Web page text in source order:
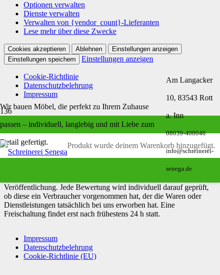
Optionen verwalten
Dienste verwalten
Verwalten von {vendor_count}-Lieferanten
Lese mehr über diese Zwecke
Cookies akzeptieren Ablehnen
Einstellungen anzeigen
Einstellungen speichern
Einstellungen anzeigen
Cookie-Richtlinie
Datenschutzbelehrung
Impressum
Wir bauen Möbel, die perfekt zu Ihrem Zuhause
passen – individuell, langlebig und mit Liebe zum
Detail gefertigt.
Am Langacker
10, 83543 Rott
a. Inn
08039-408046
info@schreinerei-
senega.de
Produkt wurde deinem Warenkorb hinzugefügt.
Echtheit von Bewertungen
Bei uns sind nur Bewertungen von unseren Kunden zugelassen die
dieses Produkt auch gekauft haben.
Eine Überprüfung der Bewertungen hat wie folgt stattgefunden:
Veröffentlichung. Jede Bewertung wird individuell darauf geprüft,
ob diese ein Verbraucher vorgenommen hat, der die Waren oder
Dienstleistungen tatsächlich bei uns erworben hat. Eine
Freischaltung findet erst nach frühestens 24 h statt.
Impressum
Datenschutzbelehrung
Cookie-Richtlinie (EU)